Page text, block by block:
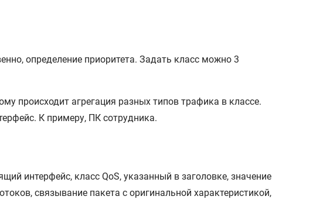
определение приоритета. Задать класс можно 3
происходит агрегация разных типов трафика в классе.
К примеру, ПК сотрудника.
интерфейс, класс QoS, указанный в заголовке, значение
связывание пакета с оригинальной характеристикой,